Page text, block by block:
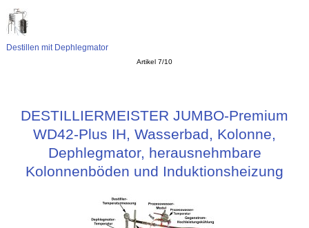
Destillen mit Dephlegmator
Artikel 7/10
DESTILLIERMEISTER JUMBO-Premium
WD42-Plus IH, Wasserbad, Kolonne,
Dephlegmator, herausnehmbare
Kolonnenböden und Induktionsheizung